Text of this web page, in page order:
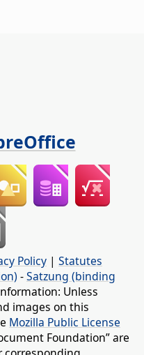
Policy | Statutes
-Satzung (binding
Unless
images on this
Mozilla Public License
Foundation” are